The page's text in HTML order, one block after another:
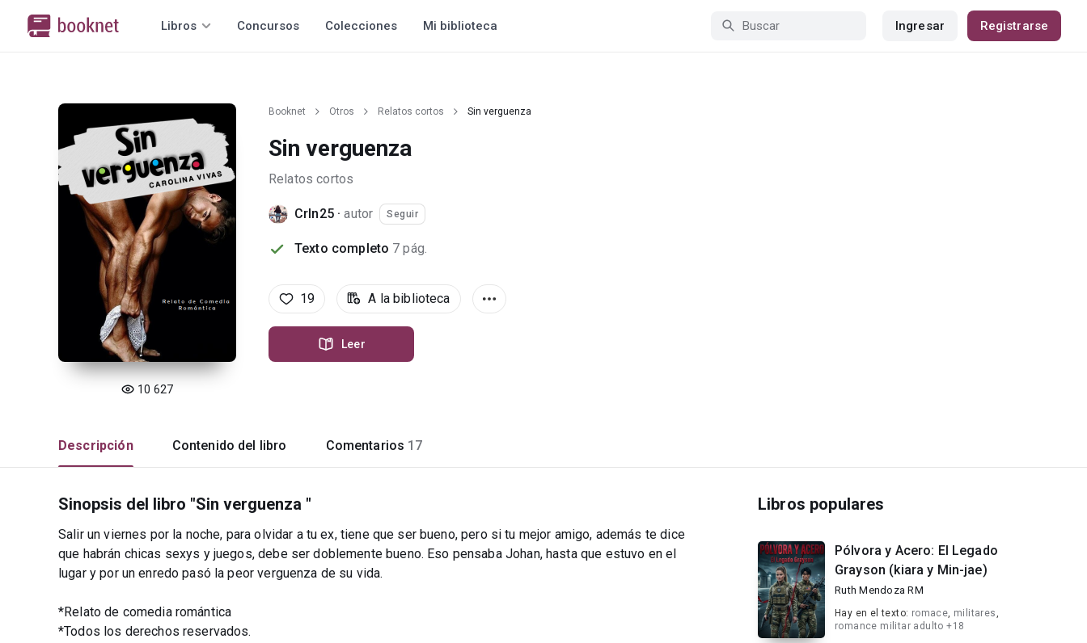
Libros Concursos Colecciones Mi biblioteca Ingresar Registrarse
10 627
Booknet Otros Relatos cortos Sin verguenza
Sin verguenza
Relatos cortos
Crln25·autor Seguir
Texto completo 7 pág.
19 A la biblioteca
Leer
Descripción Contenido del libro Comentarios 17
Sinopsis del libro "Sin verguenza "
Salir un viernes por la noche, para olvidar a tu ex, tiene que ser bueno, pero si tu mejor amigo, además te dice
que habrán chicas sexys y juegos, debe ser doblemente bueno. Eso pensaba Johan, hasta que estuvo en el
lugar y por un enredo pasó la peor verguenza de su vida.
*Relato de comedia romántica
*Todos los derechos reservados.
Libros populares
Pólvora y Acero: El Legado
Grayson (kiara y Min-jae)
Ruth Mendoza RM
Hay en el texto: romace, militares,
romance militar adulto +18